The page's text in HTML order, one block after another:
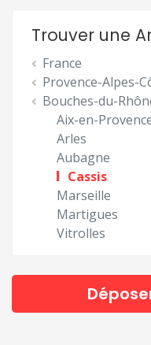
Trouver une
France
Provence-Alpes-
Bouches-du-
Aix-en-
Arles
Aubagne
Cassis
Marseille
Martigues
Vitrolles